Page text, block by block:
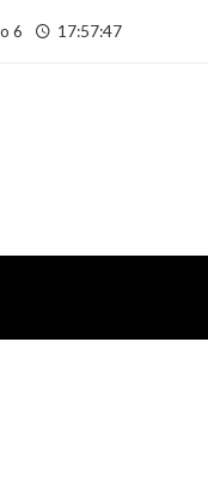
6 17:57:48